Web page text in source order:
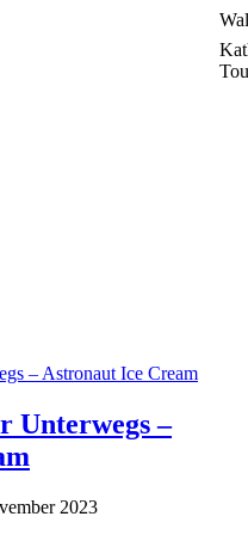
Unterwegs –
2023